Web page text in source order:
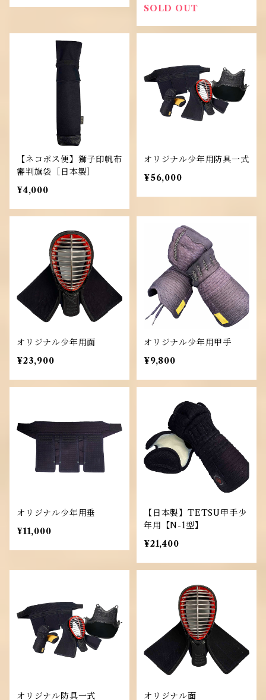
SOLD OUT
【ネコポス便】獅子印帆布
審判旗袋［日本製］
¥4,000
オリジナル少年用防具一式
¥56,000
オリジナル少年用面
¥23,900
オリジナル少年用甲手
¥9,800
オリジナル少年用垂
¥11,000
【日本製】TETSU甲手少
年用【N-1型】
¥21,400
オリジナル防具一式 オリジナル面